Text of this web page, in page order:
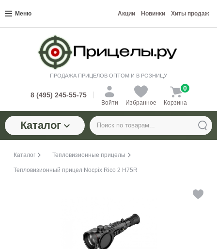
Меню Акции Новинки Хиты продаж
ПРОДАЖА ПРИЦЕЛОВ ОПТОМ И В РОЗНИЦУ
8 (495) 245-55-75
Войти Избранное Корзина
0
Каталог
Каталог Тепловизионные прицелы
Тепловизионный прицел Nocpix Rico 2 H75R